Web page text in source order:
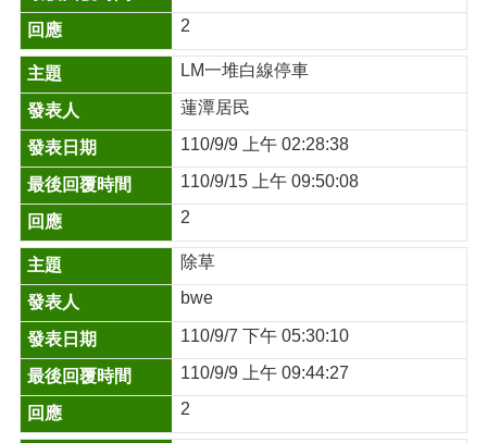
2
LM一堆白線停車
蓮潭居民
110/9/9 上午 02:28:38
110/9/15 上午 09:50:08
2
除草
bwe
110/9/7 下午 05:30:10
110/9/9 上午 09:44:27
2